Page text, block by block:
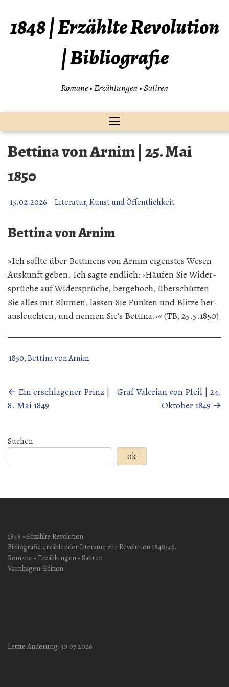
springen
1848 | Erzählte Revolution
| Bibliografie
Romane • Erzählungen • Satiren
Bettina von Arnim | 25. Mai
1850
15.02.2026 Literatur, Kunst und Öffentlichkeit
Bettina von Arnim
»Ich soll­te über Bet­ti­nens von Ar­nim ei­gens­tes We­sen
Aus­kunft ge­ben. Ich sag­te end­lich: ›Häu­fen Sie Wi­der­
sprü­che auf Wi­der­sprü­che, ber­ge­hoch, über­schüt­ten
Sie al­les mit Blu­men, las­sen Sie Fun­ken und Blit­ze her­
aus­leuch­ten‚ und nen­nen Sie’s Bet­ti­na.‹« (TB, 25.5.1850)
1850,Bettina von Arnim
Beitragsnavigation
← Ein erschlagener Prinz |
8. Mai 1849
Graf Valerian von Pfeil | 24.
Oktober 1849 →
Suchen
ok
1848 • Erzählte Revolution
Bibliografie erzählender Literatur zur Revolution 1848/49.
Romane • Erzählungen • Satiren
Varnhagen-Edition
Letzte Änderung: 30.07.2026